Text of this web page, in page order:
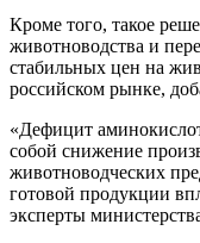
Кроме того, такое
животноводства и
стабильных цен на
российском рынке,
«Дефицит
собой снижение
животноводческих
готовой продукции
эксперты